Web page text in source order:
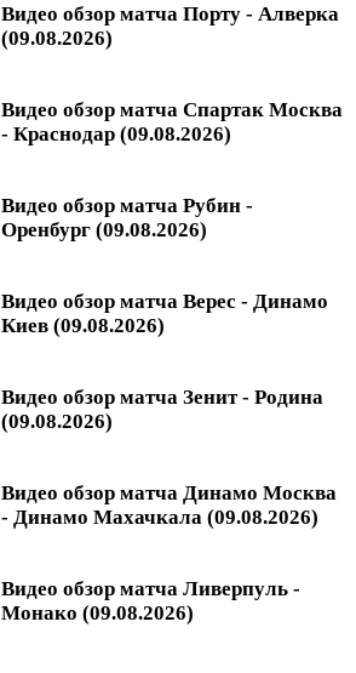
Видео обзор матча Порту - Алверка
(09.08.2026)
Видео обзор матча Спартак Москва
- Краснодар (09.08.2026)
Видео обзор матча Рубин -
Оренбург (09.08.2026)
Видео обзор матча Верес - Динамо
Киев (09.08.2026)
Видео обзор матча Зенит - Родина
(09.08.2026)
Видео обзор матча Динамо Москва
- Динамо Махачкала (09.08.2026)
Видео обзор матча Ливерпуль -
Монако (09.08.2026)